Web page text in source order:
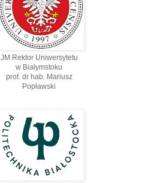
JM Rektor Uniwersytetu
w Białymstoku
prof. dr hab. Mariusz
Popławski